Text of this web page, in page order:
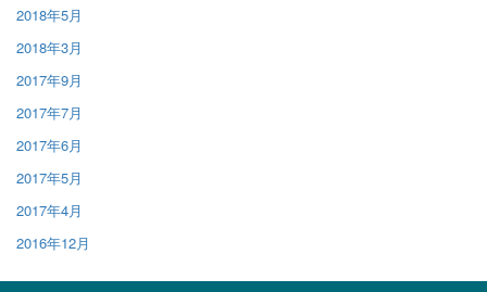
2018年5月
2018年3月
2017年9月
2017年7月
2017年6月
2017年5月
2017年4月
2016年12月